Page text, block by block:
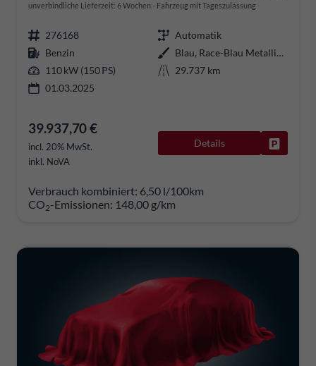
unverbindliche Lieferzeit: 6 Wochen Fahrzeug mit Tageszulassung
276168
Automatik
Benzin
Blau, Race-Blau Metallic (8X)
110 kW (150 PS)
29.737 km
01.03.2025
39.937,70 €
incl. 20% MwSt.
inkl. NoVA
Details
Verbrauch kombiniert: 6,50 l/100km
CO2-Emissionen: 148,00 g/km